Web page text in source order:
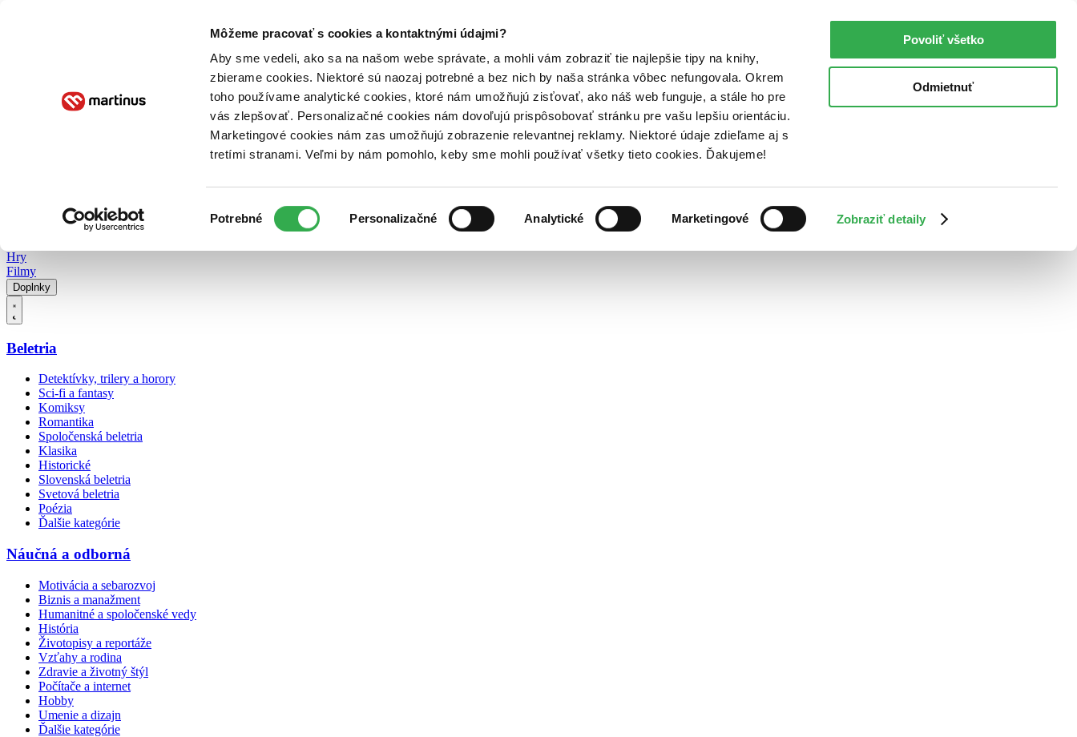
Môžeme pracovať s cookies a kontaktnými údajmi?
Aby sme vedeli, ako sa na našom webe správate, a mohli vám zobraziť tie najlepšie tipy na knihy,
zbierame cookies. Niektoré sú naozaj potrebné a bez nich by naša stránka vôbec nefungovala. Okrem
toho používame analytické cookies, ktoré nám umožňujú zisťovať, ako náš web funguje, a stále ho pre
vás zlepšovať. Personalizačné cookies nám dovoľujú prispôsobovať stránku pre vašu lepšiu orientáciu.
Marketingové cookies nám zas umožňujú zobrazenie relevantnej reklamy. Niektoré údaje zdieľame aj s
tretími stranami. Veľmi by nám pomohlo, keby sme mohli používať všetky tieto cookies. Ďakujeme!
súhlasu
Potrebné Personalizačné Analytické Marketingové Zobraziť detaily
Povoliť všetko
Odmietnuť
Poukážky Kontakt
Hry
Filmy
Doplnky
Beletria
Detektívky, trilery a horory
Sci-fi a fantasy
Komiksy
Romantika
Spoločenská beletria
Klasika
Historické
Slovenská beletria
Svetová beletria
Poézia
Ďalšie kategórie
Náučná a odborná
Motivácia a sebarozvoj
Biznis a manažment
Humanitné a spoločenské vedy
História
Životopisy a reportáže
Vzťahy a rodina
Zdravie a životný štýl
Počítače a internet
Hobby
Umenie a dizajn
Ďalšie kategórie